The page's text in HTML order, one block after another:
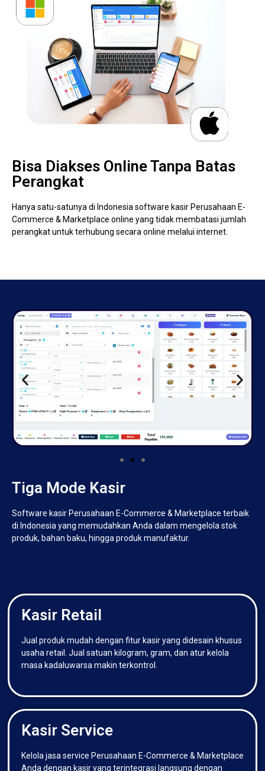
Bisa Diakses Online Tanpa Batas
Perangkat
Hanya satu-satunya di Indonesia software kasir Perusahaan E-
Commerce & Marketplace online yang tidak membatasi jumlah
perangkat untuk terhubung secara online melalui internet.
Tiga Mode Kasir
Software kasir Perusahaan E-Commerce & Marketplace terbaik
di Indonesia yang memudahkan Anda dalam mengelola stok
produk, bahan baku, hingga produk manufaktur.
Kasir Retail
Jual produk mudah dengan fitur kasir yang didesain khusus
usaha retail. Jual satuan kilogram, gram, dan atur kelola
masa kadaluwarsa makin terkontrol.
Kasir Service
Kelola jasa service Perusahaan E-Commerce & Marketplace
Anda dengan kasir yang terintegrasi langsung dengan